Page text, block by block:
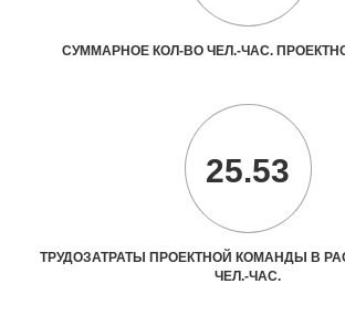
СУММАРНОЕ КОЛ-ВО ЧЕЛ.-ЧАС.
25.53
ТРУДОЗАТРАТЫ ПРОЕКТНОЙ КОМАНДЫ В
ЧЕЛ.-ЧАС.